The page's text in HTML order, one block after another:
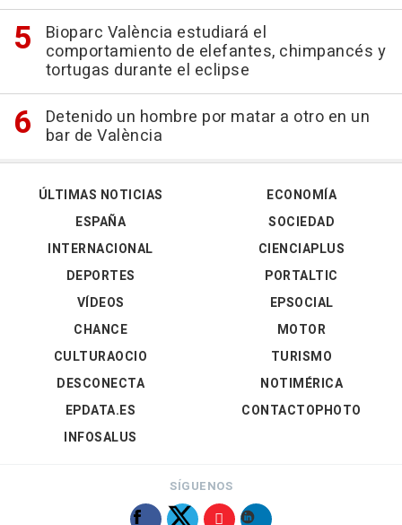
Bioparc València estudiará el
comportamiento de elefantes, chimpancés y
tortugas durante el eclipse
Detenido un hombre por matar a otro en un
bar de València
ÚLTIMAS NOTICIAS
ESPAÑA
INTERNACIONAL
DEPORTES
VÍDEOS
ECONOMÍA
SOCIEDAD
CIENCIAPLUS
PORTALTIC
EPSOCIAL
CHANCE
CULTURAOCIO
DESCONECTA
EPDATA.ES
INFOSALUS
MOTOR
TURISMO
NOTIMÉRICA
CONTACTOPHOTO
SÍGUENOS